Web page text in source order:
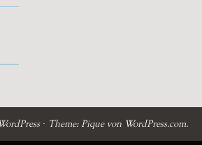
· Theme: Pique von WordPress.com.